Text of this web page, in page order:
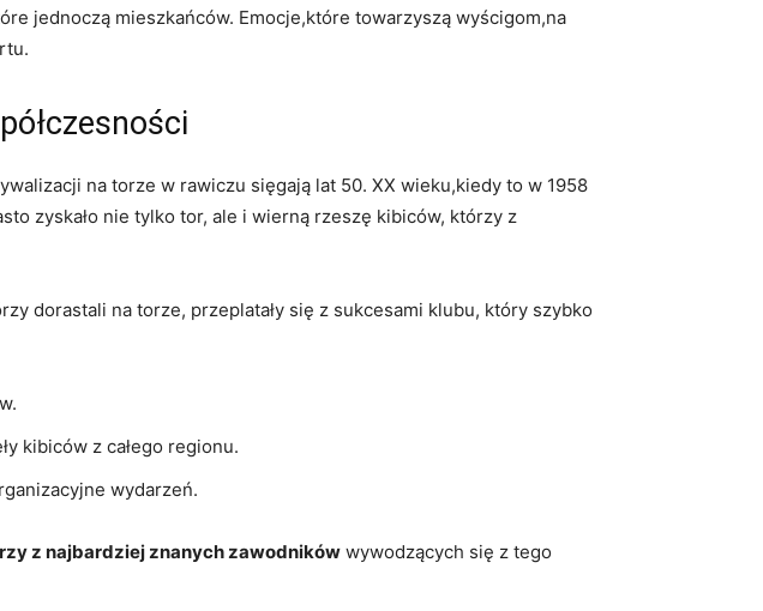
jednoczą mieszkańców. Emocje,które towarzyszą wyścigom,na
na torze w rawiczu sięgają lat 50. XX wieku,kiedy to w 1958
zyskało nie tylko tor, ale i wierną rzeszę kibiców, którzy z
dorastali na torze, przeplatały się z sukcesami klubu, który szybko
kibiców z całego regionu.
wydarzeń.
z najbardziej znanych zawodników wywodzących się z tego